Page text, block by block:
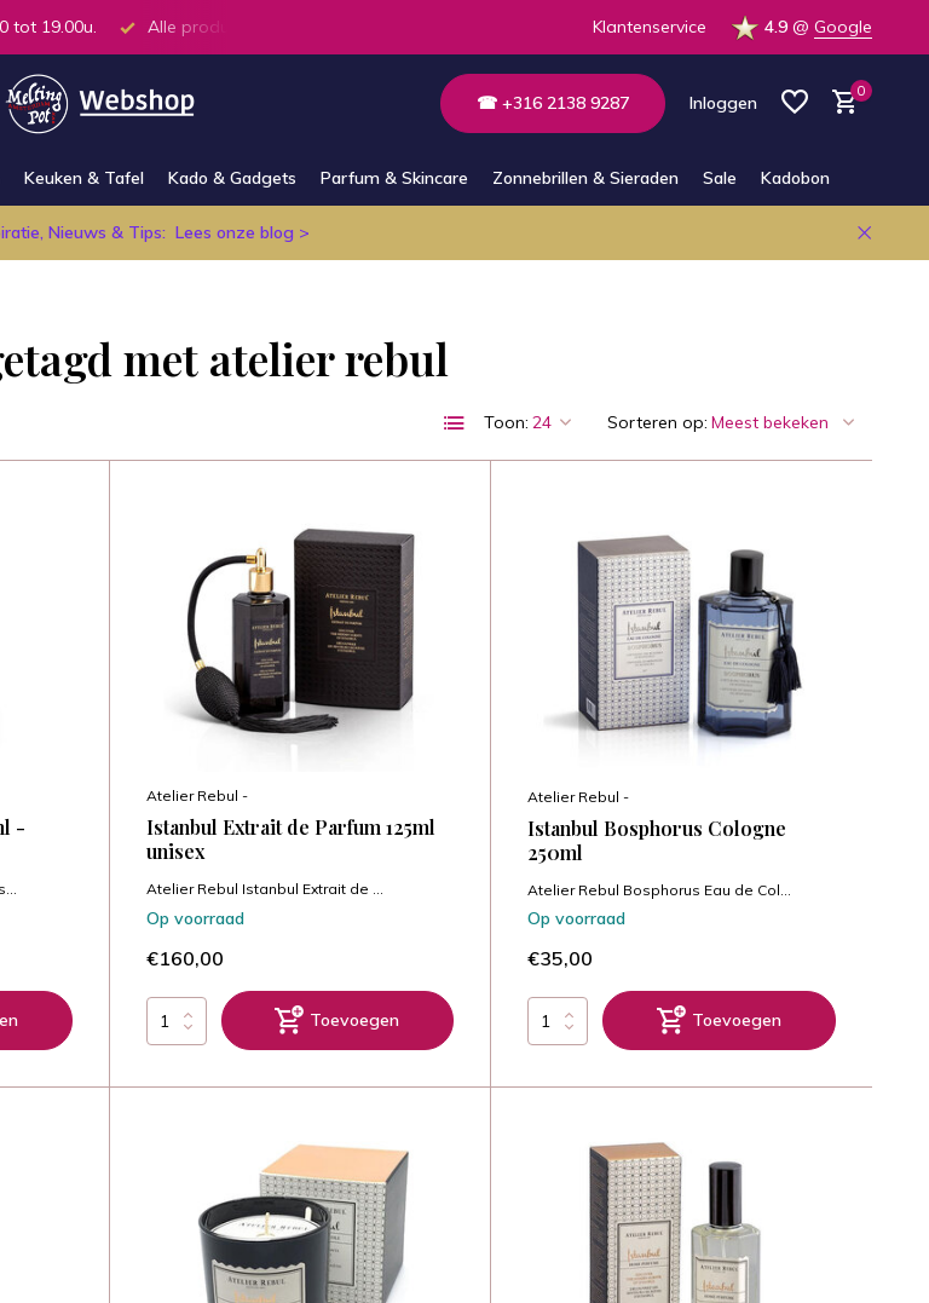
in de winkel Altijd bereikbaar via E-mail en Whatsapp Klantenservice 4.9 @ Google
☎ +316 2138 9287 Inloggen
0
Keuken & Tafel Kado & Gadgets Parfum & Skincare Zonnebrillen & Sieraden Sale Kadobon
Nieuws & Tips: Lees onze blog >
met atelier rebul
Toon: Sorteren op:
-
Atelier Rebul -
Istanbul Extrait de Parfum 125ml
unisex
Atelier Rebul Istanbul Extrait de ...
Op voorraad
€160,00
Toevoegen
Atelier Rebul -
Istanbul Bosphorus Cologne
250ml
Atelier Rebul Bosphorus Eau de Col...
Op voorraad
€35,00
Toevoegen